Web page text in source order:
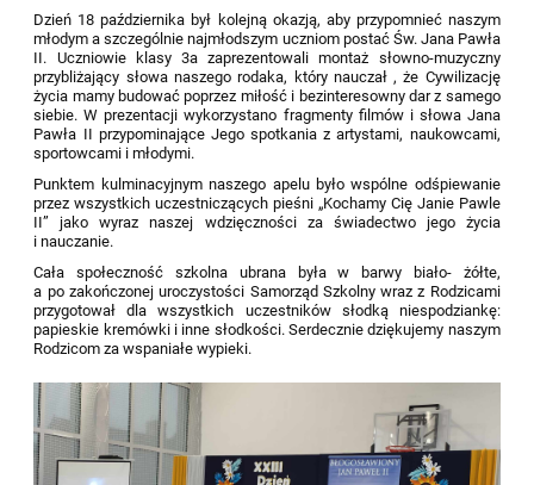
Dzień 18 października był kolejną okazją, aby przypomnieć naszym
młodym a szczególnie najmłodszym uczniom postać Św. Jana Pawła
II. Uczniowie klasy 3a zaprezentowali montaż słowno-muzyczny
przybliżający słowa naszego rodaka, który nauczał , że Cywilizację
życia mamy budować poprzez miłość i bezinteresowny dar z samego
siebie. W prezentacji wykorzystano fragmenty filmów i słowa Jana
Pawła II przypominające Jego spotkania z artystami, naukowcami,
sportowcami i młodymi.
Punktem kulminacyjnym naszego apelu było wspólne odśpiewanie
przez wszystkich uczestniczących pieśni „Kochamy Cię Janie Pawle
II” jako wyraz naszej wdzięczności za świadectwo jego życia
i nauczanie.
Cała społeczność szkolna ubrana była w barwy biało- żółte,
a po zakończonej uroczystości Samorząd Szkolny wraz z Rodzicami
przygotował dla wszystkich uczestników słodką niespodziankę:
papieskie kremówki i inne słodkości. Serdecznie dziękujemy naszym
Rodzicom za wspaniałe wypieki.